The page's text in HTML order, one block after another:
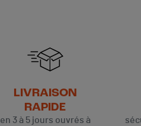
LIVRAISON
RAPIDE
en 3 à 5 jours ouvrés à